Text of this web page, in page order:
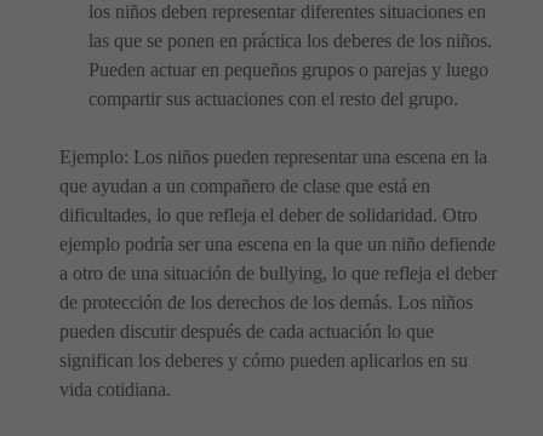
los niños deben representar diferentes situaciones en
las que se ponen en práctica los deberes de los niños.
Pueden actuar en pequeños grupos o parejas y luego
compartir sus actuaciones con el resto del grupo.
Ejemplo: Los niños pueden representar una escena en la
que ayudan a un compañero de clase que está en
dificultades, lo que refleja el deber de solidaridad. Otro
ejemplo podría ser una escena en la que un niño defiende
a otro de una situación de bullying, lo que refleja el deber
de protección de los derechos de los demás. Los niños
pueden discutir después de cada actuación lo que
significan los deberes y cómo pueden aplicarlos en su
vida cotidiana.